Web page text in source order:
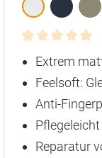
Extrem
Feelsoft:
Anti-
Reparatur